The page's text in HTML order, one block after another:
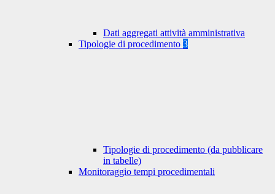
Dati aggregati attività amministrativa
Tipologie di procedimento 3
Tipologie di procedimento (da pubblicare
in tabelle)
Monitoraggio tempi procedimentali